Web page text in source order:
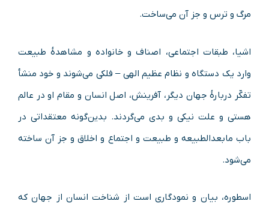
مرگ و ترس و جز آن می‌ساخت.
اشیا، طبقات اجتماعی، اصناف و خانواده و مشاهدهٔ طبیعت
وارد یک دستگاه و نظام عظیم الهی – فلکی می‌شوند و خود منشأ
تفکّر دربارهٔ جهان دیگر، آفرینش، اصل انسان و مقام او در عالم
هستی و علت نیکی و بدی می‌گردند. بدین‌گونه معتقداتی در
باب مابعدالطبیعه و طبیعت و اجتماع و اخلاق و جز‌ آن ساخته
می‌شود.
اسطوره، بیان و نمودگاری است از شناخت انسان از جهان که